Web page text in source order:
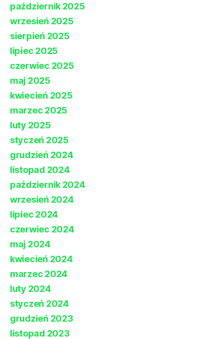
październik 2025
wrzesień 2025
sierpień 2025
lipiec 2025
czerwiec 2025
maj 2025
kwiecień 2025
marzec 2025
luty 2025
styczeń 2025
grudzień 2024
listopad 2024
październik 2024
wrzesień 2024
lipiec 2024
czerwiec 2024
maj 2024
kwiecień 2024
marzec 2024
luty 2024
styczeń 2024
grudzień 2023
listopad 2023